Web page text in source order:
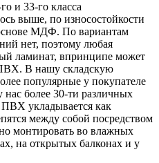
и 33-го класса
выше, по износостойкости
МДФ. По вариантам
нет, поэтому любая
ламинат, впринципе может
В нашу складскую
популярные у покупателе
более 30-ти различных
укладывается как
между собой посредством
монтировать во влажных
на открытых балконах и у